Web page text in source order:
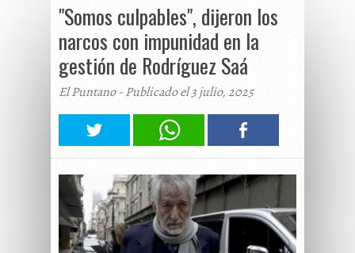
"Somos culpables", dijeron los
narcos con impunidad en la
gestión de Rodríguez Saá
El Puntano - Publicado el 3 julio, 2025